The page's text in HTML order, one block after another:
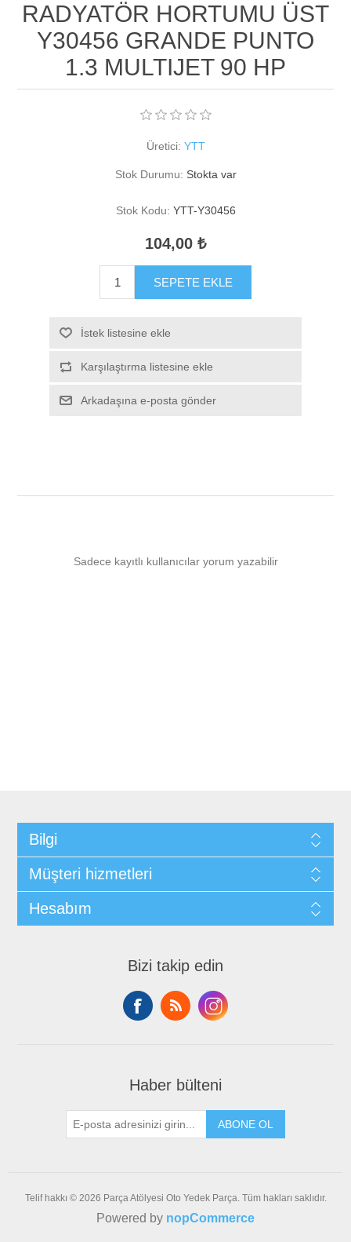
RADYATÖR HORTUMU ÜST
Y30456 GRANDE PUNTO
1.3 MULTIJET 90 HP
Üretici: YTT
Stok Durumu: Stokta var
Stok Kodu: YTT-Y30456
104,00 ₺
SEPETE EKLE
İstek listesine ekle
Karşılaştırma listesine ekle
Arkadaşına e-posta gönder
Sadece kayıtlı kullanıcılar yorum yazabilir
Bilgi
Müşteri hizmetleri
Hesabım
Bizi takip edin
Haber bülteni
ABONE OL
Telif hakkı © 2026 Parça Atölyesi Oto Yedek Parça. Tüm hakları saklıdır.
Powered by nopCommerce